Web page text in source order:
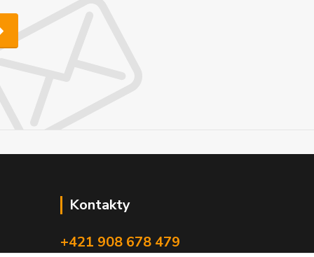
Kontakty
+421 908 678 479